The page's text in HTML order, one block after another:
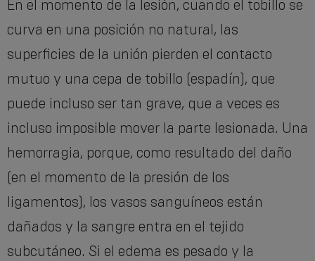
En el momento de la lesión, cuando el tobillo se
curva en una posición no natural, las
superficies de la unión pierden el contacto
mutuo y una cepa de tobillo (espadín), que
puede incluso ser tan grave, que a veces es
incluso imposible mover la parte lesionada. Una
hemorragia, porque, como resultado del daño
(en el momento de la presión de los
ligamentos), los vasos sanguíneos están
dañados y la sangre entra en el tejido
subcutáneo. Si el edema es pesado y la